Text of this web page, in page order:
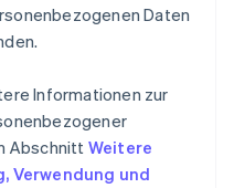
Daten
Informationen zur
Abschnitt Weitere
Verwendung und